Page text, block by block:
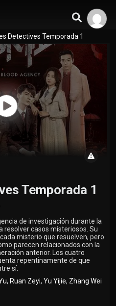
Detectives Temporada 1
Temporada 1
de investigación durante la
resolver casos misteriosos. Su
misterio que resuelven, pero
parecen relacionados con la
anterior. Los cuatro
repentinamente de que
sí.
, Ruan Zeyi, Yu Yijie, Zhang Wei